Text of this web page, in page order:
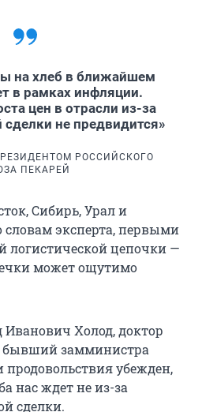
на хлеб в ближайшем
в рамках инфляции.
цен в отрасли из-за
не предвидится»
РОССИЙСКОГО
ПЕКАРЕЙ
Сибирь, Урал и
словам эксперта, первыми
логистической цепочки —
может ощутимо
Холод, доктор
бывший замминистра
продовольствия убежден,
нас ждет не из-за
сделки.